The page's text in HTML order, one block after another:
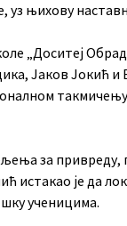
уз њихову
„Доситеј
Јаков Јокић и
за
истакао је да
ученицима.